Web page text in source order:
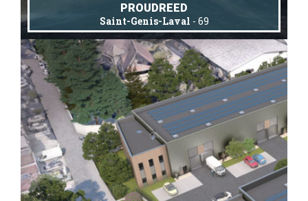
PROUDREED
Saint-Genis-Laval - 69